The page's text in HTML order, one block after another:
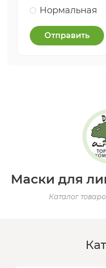
Нормальная
Отправить
Маски для
Каталог